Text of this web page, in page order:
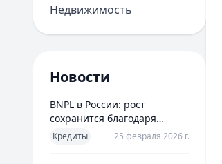
Недвижимость
Новости
BNPL в России: рост
сохранится благодаря
новым сценариям
использования
Кредиты 25 февраля 2026 г.